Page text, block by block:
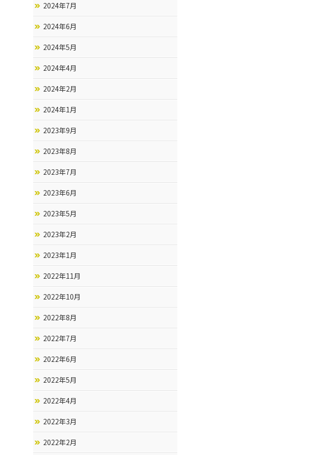
2024年7月
2024年6月
2024年5月
2024年4月
2024年2月
2024年1月
2023年9月
2023年8月
2023年7月
2023年6月
2023年5月
2023年2月
2023年1月
2022年11月
2022年10月
2022年8月
2022年7月
2022年6月
2022年5月
2022年4月
2022年3月
2022年2月